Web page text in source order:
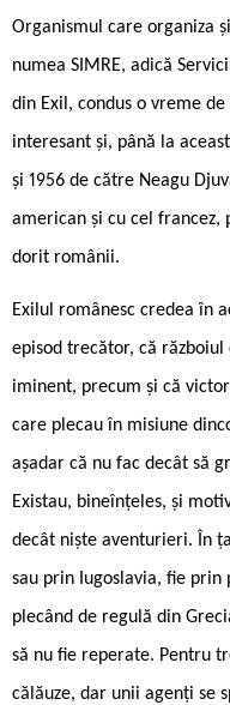
Organismul care organiza
numea SIMRE, adică
din Exil, condus o vreme
interesant și, până la
și 1956 de către Neagu
american și cu cel
dorit românii.
Exilul românesc credea în
episod trecător, că războiul
iminent, precum și că
care plecau în misiune
așadar că nu fac decât să
Existau, bineînțeles, și
decât niște aventurieri. În
sau prin Iugoslavia, fie prin
plecând de regulă din
să nu fie reperate. Pentru
călăuze, dar unii agenți se